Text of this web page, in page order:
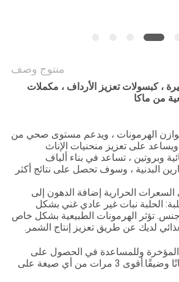
منتوج وصف
، كبسولات تعزيز الأرداف ، مكملات
من ماكا
توازن الهرمونات ، ويدعم مستوى صحي من
على تعزيز منحنيات الإناث
وبروتين ، تساعد في بناء ألياف
البدنية ، وسوف تحصل على نتائج أكثر
الحرارية إضافة الدهون إلى
الحلبة نبات غير عادي غني بشكل
تؤثر الهرمونات الطبيعية بشكل خاص
لديك عن طريق تعزيز إنتاج الشمر.
وللمساعدة في الحصول على
مؤخرة أكثر امتلاءً وثباتًا وضيقًا.أقوى 3 مرات من أي صيغة على